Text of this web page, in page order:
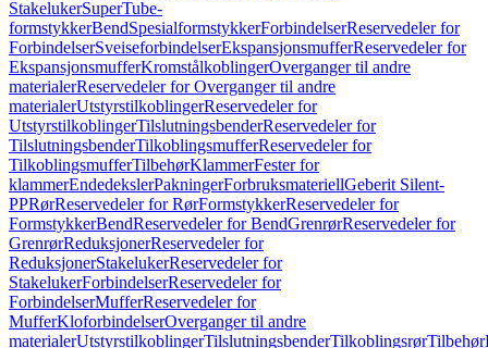
StakelukerSuperTube-
formstykkerBendSpesialformstykkerForbindelserReservedeler for
ForbindelserSveiseforbindelserEkspansjonsmufferReservedeler for
EkspansjonsmufferKromstålkoblingerOverganger til andre
materialerReservedeler for Overganger til andre
materialerUtstyrstilkoblingerReservedeler for
UtstyrstilkoblingerTilslutningsbenderReservedeler for
TilslutningsbenderTilkoblingsmufferReservedeler for
TilkoblingsmufferTilbehørKlammerFester for
klammerEndedekslerPakningerForbruksmateriellGeberit Silent-
PPRørReservedeler for RørFormstykkerReservedeler for
FormstykkerBendReservedeler for BendGrenrørReservedeler for
GrenrørReduksjonerReservedeler for
ReduksjonerStakelukerReservedeler for
StakelukerForbindelserReservedeler for
ForbindelserMufferReservedeler for
MufferKloforbindelserOverganger til andre
materialerUtstyrstilkoblingerTilslutningsbenderTilkoblingsrørTilbehør